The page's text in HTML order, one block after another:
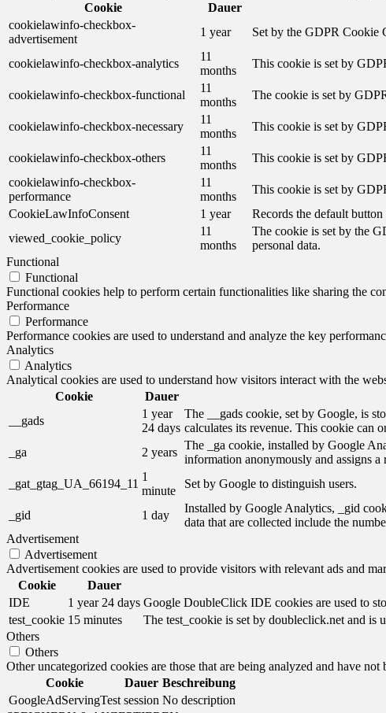
Cookie
Dauer
cookielawinfo-checkbox-
advertisement
1 year Set by the GDPR Cookie
cookielawinfo-checkbox-analytics
11
months
This cookie is set by
cookielawinfo-checkbox-functional
11
months
The cookie is set by
cookielawinfo-checkbox-necessary
11
months
This cookie is set by
cookielawinfo-checkbox-others
11
months
This cookie is set by
cookielawinfo-checkbox-
performance
11
months
This cookie is set by
CookieLawInfoConsent
1 year
Records the default
viewed_cookie_policy
11
months
The cookie is set by the
personal data.
Functional
Functional
Functional cookies help to perform certain functionalities like sharing the
Performance
Performance
Performance cookies are used to understand and analyze the key
Analytics
Analytics
Analytical cookies are used to understand how visitors interact with the
Cookie
Dauer
__gads
1 year
24 days
The __gads cookie, set by Google, is
calculates its revenue. This cookie can
_ga
2 years
The _ga cookie, installed by Google
information anonymously and assigns
_gat_gtag_UA_66194_11
1
minute
Set by Google to distinguish users.
_gid 1 day
Installed by Google Analytics, _gid
data that are collected include the
Advertisement
Advertisement
Advertisement cookies are used to provide visitors with relevant ads and
Cookie
Dauer
IDE
1 year 24 days Google DoubleClick IDE cookies are used to
test_cookie 15 minutes
The test_cookie is set by doubleclick.net and is
Others
Others
Other uncategorized cookies are those that are being analyzed and have not
Cookie
Dauer Beschreibung
GoogleAdServingTest session No description